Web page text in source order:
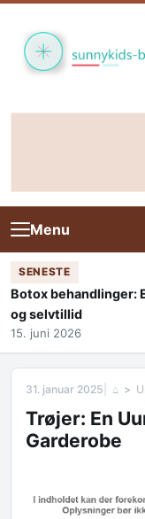
Menu
SENESTE
Botox behandlinger:
og selvtillid
15. juni 2026
31. januar 2025 ⌂
Trøjer: En
Garderobe